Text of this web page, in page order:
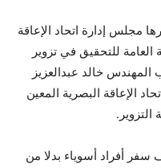
مجلس إدارة اتحاد الإعاقة
العامة للتحقيق في تزوير
خالد عبدالعزيز
الإعاقة البصرية المعين
أفراد أسوياء بدلا من